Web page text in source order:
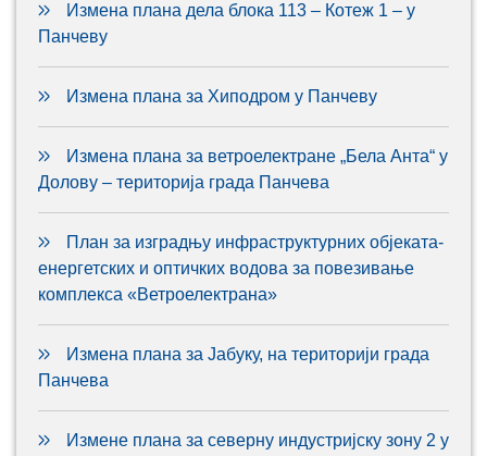
Измена плана дела блока 113 – Котеж 1 – у
Панчеву
Измена плана за Хиподром у Панчеву
Измена плана за ветроелектране „Бела Анта“ у
Долову – територија града Панчева
План за изградњу инфраструктурних објеката-
енергетских и оптичких водова за повезивање
комплекса «Ветроелектрана»
Измена плана за Јабуку, на територији града
Панчева
Измене плана за северну индустријску зону 2 у